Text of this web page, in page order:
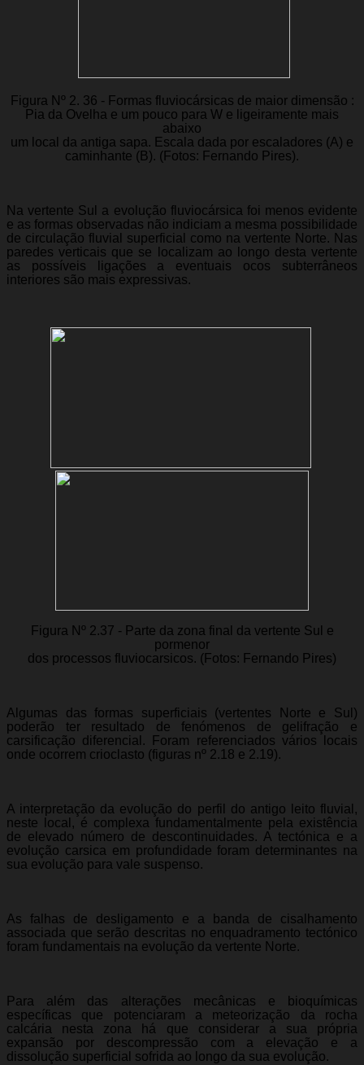
Figura Nº 2. 36 - Formas fluviocársicas de maior dimensão :
Pia da Ovelha e um pouco para W e ligeiramente mais
abaixo
um local da antiga sapa. Escala dada por escaladores (A) e
caminhante (B). (Fotos: Fernando Pires).
Na vertente Sul a evolução fluviocársica foi menos evidente
e as formas observadas não indiciam a mesma possibilidade
de circulação fluvial superficial como na vertente Norte. Nas
paredes verticais que se localizam ao longo desta vertente
as possíveis ligações a eventuais ocos subterrâneos
interiores são mais expressivas.
Figura Nº 2.37 - Parte da zona final da vertente Sul e
pormenor
dos processos fluviocarsicos. (Fotos: Fernando Pires)
Algumas das formas superficiais (vertentes Norte e Sul)
poderão ter resultado de fenómenos de gelifração e
carsificação diferencial. Foram referenciados vários locais
onde ocorrem crioclasto (figuras nº 2.18 e 2.19).
A interpretação da evolução do perfil do antigo leito fluvial,
neste local, é complexa fundamentalmente pela existência
de elevado número de descontinuidades. A tectónica e a
evolução carsica em profundidade foram determinantes na
sua evolução para vale suspenso.
As falhas de desligamento e a banda de cisalhamento
associada que serão descritas no enquadramento tectónico
foram fundamentais na evolução da vertente Norte.
Para além das alterações mecânicas e bioquímicas
específicas que potenciaram a meteorização da rocha
calcária nesta zona há que considerar a sua própria
expansão por descompressão com a elevação e a
dissolução superficial sofrida ao longo da sua evolução.